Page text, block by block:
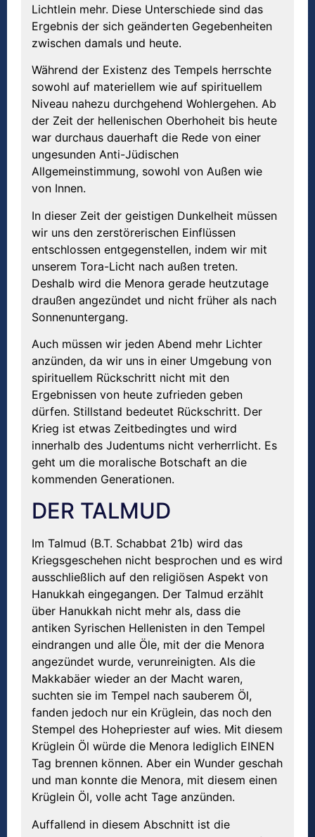
Lichtlein mehr. Diese Unterschiede sind das
Ergebnis der sich geänderten Gegebenheiten
zwischen damals und heute.
Während der Existenz des Tempels herrschte
sowohl auf materiellem wie auf spirituellem
Niveau nahezu durchgehend Wohlergehen. Ab
der Zeit der hellenischen Oberhoheit bis heute
war durchaus dauerhaft die Rede von einer
ungesunden Anti-Jüdischen
Allgemeinstimmung, sowohl von Außen wie
von Innen.
In dieser Zeit der geistigen Dunkelheit müssen
wir uns den zerstörerischen Einflüssen
entschlossen entgegenstellen, indem wir mit
unserem Tora-Licht nach außen treten.
Deshalb wird die Menora gerade heutzutage
draußen angezündet und nicht früher als nach
Sonnenuntergang.
Auch müssen wir jeden Abend mehr Lichter
anzünden, da wir uns in einer Umgebung von
spirituellem Rückschritt nicht mit den
Ergebnissen von heute zufrieden geben
dürfen. Stillstand bedeutet Rückschritt. Der
Krieg ist etwas Zeitbedingtes und wird
innerhalb des Judentums nicht verherrlicht. Es
geht um die moralische Botschaft an die
kommenden Generationen.
DER TALMUD
Im Talmud (B.T. Schabbat 21b) wird das
Kriegsgeschehen nicht besprochen und es wird
ausschließlich auf den religiösen Aspekt von
Hanukkah eingegangen. Der Talmud erzählt
über Hanukkah nicht mehr als, dass die
antiken Syrischen Hellenisten in den Tempel
eindrangen und alle Öle, mit der die Menora
angezündet wurde, verunreinigten. Als die
Makkabäer wieder an der Macht waren,
suchten sie im Tempel nach sauberem Öl,
fanden jedoch nur ein Krüglein, das noch den
Stempel des Hohepriester auf wies. Mit diesem
Krüglein Öl würde die Menora lediglich EINEN
Tag brennen können. Aber ein Wunder geschah
und man konnte die Menora, mit diesem einen
Krüglein Öl, volle acht Tage anzünden.
Auffallend in diesem Abschnitt ist die